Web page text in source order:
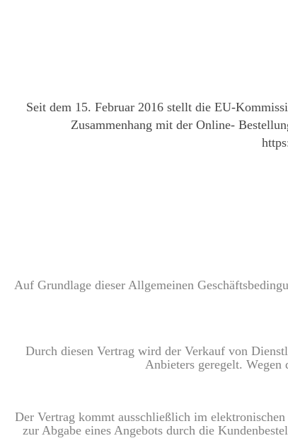
Seit dem 15. Februar 2016 stellt die EU-
Zusammenhang mit der Online-
Auf Grundlage dieser Allgemeinen
Durch diesen Vertrag wird der Verkauf von
Anbieters geregelt.
Der Vertrag kommt ausschließlich im
zur Abgabe eines Angebots durch die